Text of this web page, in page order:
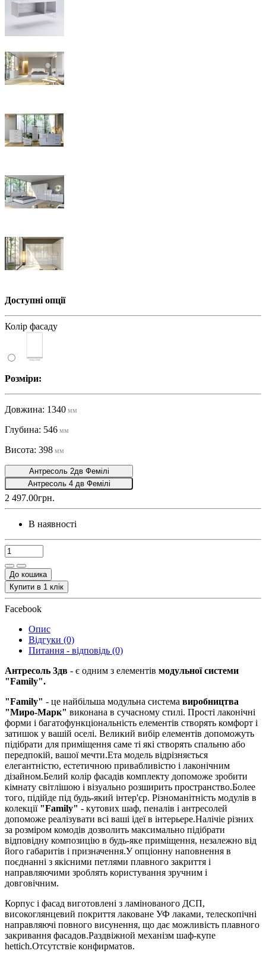
Доступні опції
Колір фасаду
Розміри:
Довжина: 1340 мм
Глубина: 546 мм
Висота: 398 мм
Антресоль 2дв Фемілі
Антресоль 4 дв Фемілі
2 497.00грн.
В наявності
До кошика
Купити в 1 клік
Facebook
Опис
Відгуки (0)
Питання - відповідь (0)
Антресоль 3дв - є одним з елементів модульної системи
"Family".
"Family" - це найбільша модульна система виробництва
"Миро-Марк" виконана в сучасному стилі. Прості лаконічні
форми і багатофункціональність елементів створять комфорт і
затишок у вашій оселі. Великий вибір елементів допоможуть
підібрати для приміщення саме ті які створять спальню або
передпокій, вашої мечти.Ета модель відрізняється
елегантністю, естетичною привабливістю і лаконічним
дізайном.Белий колір фасадів комплекту допоможе зробити
кімнату світлішою і візуально розширить пространство.Более
того, підійде під будь-який інтер'єр. Різноманітність модулів в
колекції "Family" - кутових шаф, пеналів і антресолей
допоможе реалізувати всі ваші ідеї в інтерьере.Налічіе різних
за розміром комодів дозволить максимально підібрати
відповідну композицію в будь-яке приміщення, незалежно від
його габаритів і призначення.У опціонну наповнення в
поєднанні з якісними петлями плавного закриття і
направляючими зроблять користування зручним і
довговічним.
Корпус і фасад виготовлені з ламінованого ДСП,
високоглянцевий покриття лаковане УФ лаками, телескопічні
направляючі повного висунення, що дає можливість плавного
закривання фасадов.Раздвіжной механізм шаф-купе
hettich.Отсутствіе конфирматов.